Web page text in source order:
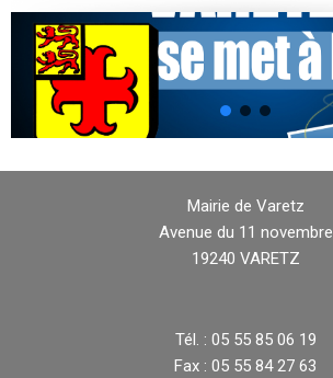
Mairie de Varetz
Avenue du 11 novembre
19240 VARETZ
Tél. : 05 55 85 06 19
Fax : 05 55 84 27 63